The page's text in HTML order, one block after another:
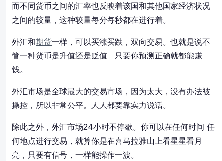
而不同货币之间的汇率也反映着该国和其他国家经济状况
之间的较量，这种较量每分每秒都在进行着。
外汇和期货一样，可以买涨买跌，双向交易。也就是说不
管一种货币是升值还是贬值，只要你预测正确就都能赚
钱。
外汇市场是全球最大的交易市场，因为太大，没有办法被
操控，所以非常公平。人人都要靠实力说话。
除此之外，外汇市场24小时不停歇。你可以在任何时间 任
何地点进行交易，就算你是在喜马拉雅山上看星星看月
亮，只要有信号，一样能操作一波。